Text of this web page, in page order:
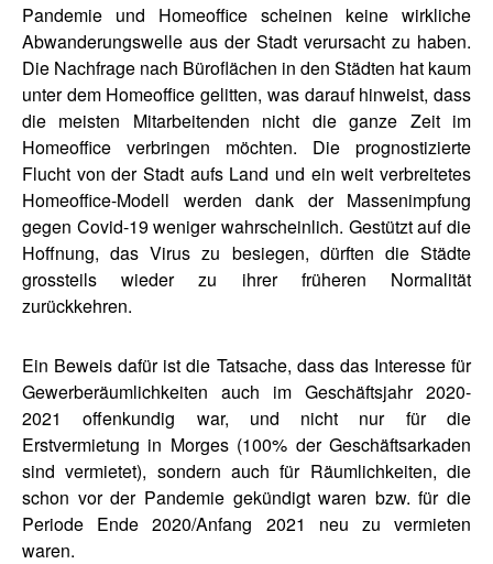
Pandemie und Homeoffice scheinen keine wirkliche
Abwanderungswelle aus der Stadt verursacht zu haben.
Die Nachfrage nach Büroflächen in den Städten hat kaum
unter dem Homeoffice gelitten, was darauf hinweist, dass
die meisten Mitarbeitenden nicht die ganze Zeit im
Homeoffice verbringen möchten. Die prognostizierte
Flucht von der Stadt aufs Land und ein weit verbreitetes
Homeoffice-Modell werden dank der Massenimpfung
gegen Covid-19 weniger wahrscheinlich. Gestützt auf die
Hoffnung, das Virus zu besiegen, dürften die Städte
grossteils wieder zu ihrer früheren Normalität
zurückkehren.
Ein Beweis dafür ist die Tatsache, dass das Interesse für
Gewerberäumlichkeiten auch im Geschäftsjahr 2020-
2021 offenkundig war, und nicht nur für die
Erstvermietung in Morges (100% der Geschäftsarkaden
sind vermietet), sondern auch für Räumlichkeiten, die
schon vor der Pandemie gekündigt waren bzw. für die
Periode Ende 2020/Anfang 2021 neu zu vermieten
waren.